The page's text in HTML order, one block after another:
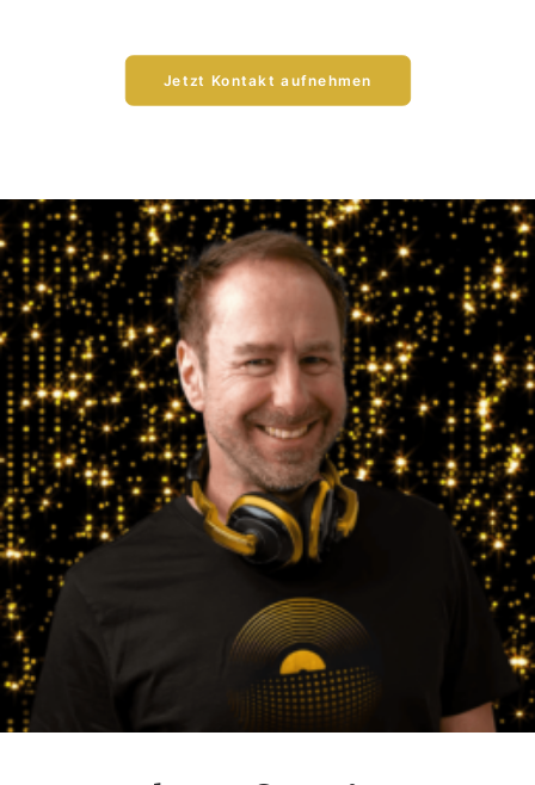
Jetzt Kontakt aufnehmen